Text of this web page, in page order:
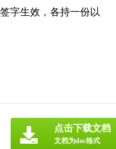
字生效，各持一份以
点击下载文档
文档为doc格式